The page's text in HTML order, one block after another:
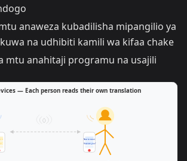
anaweza kubadilisha mipangilio ya
na udhibiti kamili wa kifaa chake
mtu anahitaji programu na usajili